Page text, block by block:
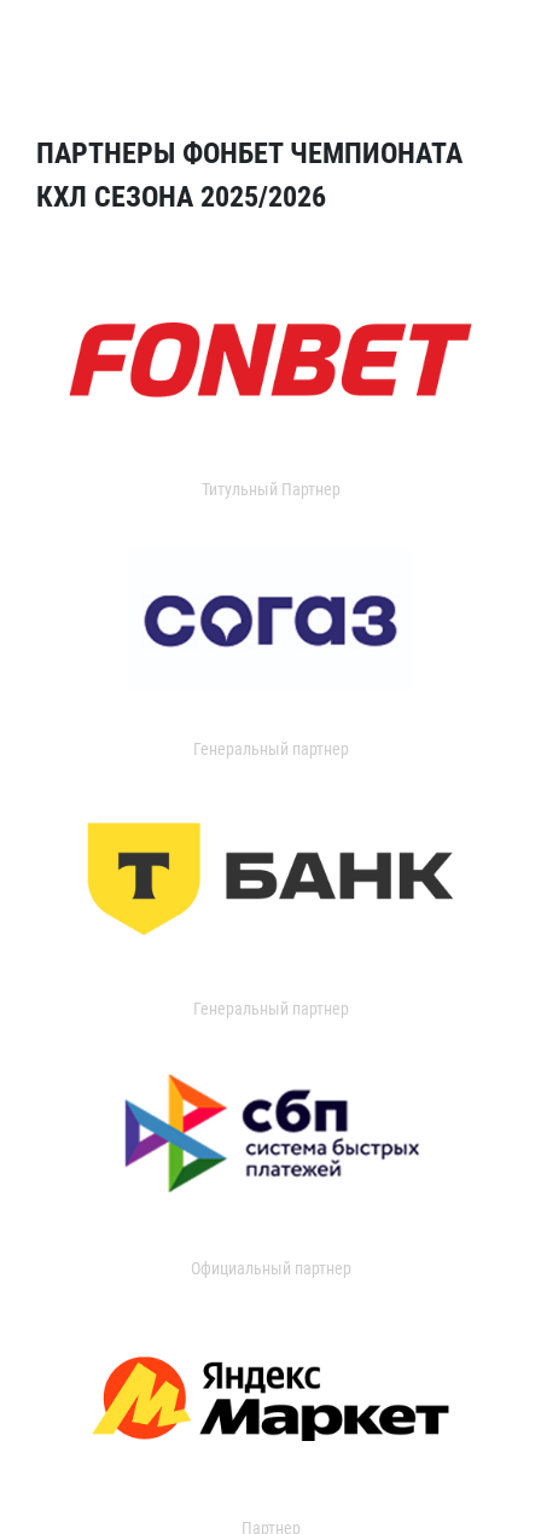
ПАРТНЕРЫ ФОНБЕТ ЧЕМПИОНАТА
КХЛ СЕЗОНА 2025/2026
Титульный Партнер
Генеральный партнер
Генеральный партнер
Официальный партнер
Партнер